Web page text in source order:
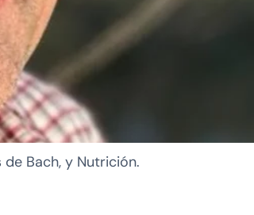
Bach, y Nutrición.